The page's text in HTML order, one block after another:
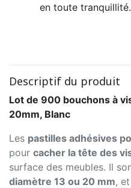
en toute tranquillité.
Descriptif du produit
Lot de 900 bouchons à
20mm, Blanc
Les pastilles adhésives
pour cacher la tête des
surface des meubles. Il
diamètre 13 ou 20 mm,